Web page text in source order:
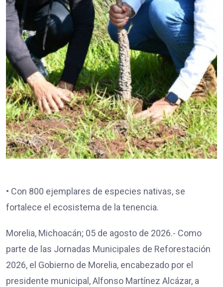
• Con 800 ejemplares de especies nativas, se
fortalece el ecosistema de la tenencia.
Morelia, Michoacán; 05 de agosto de 2026.- Como
parte de las Jornadas Municipales de Reforestación
2026, el Gobierno de Morelia, encabezado por el
presidente municipal, Alfonso Martínez Alcázar, a